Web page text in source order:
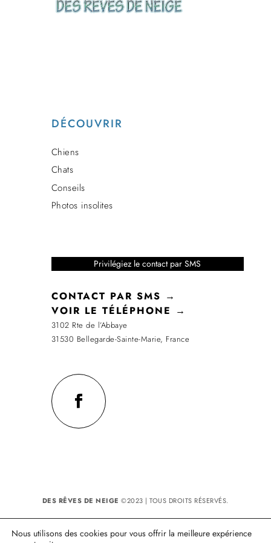
DÉCOUVRIR
Chiens
Chats
Conseils
Photos insolites
Privilégiez le contact par SMS
CONTACT PAR SMS →
VOIR LE TÉLÉPHONE →
3102 Rte de l’Abbaye
31530 Bellegarde-Sainte-Marie, France
DES RÊVES DE NEIGE ©2023 | TOUS DROITS RÉSERVÉS.
SIRET: 43163822000019 - Code APE: 0149Z
Nous utilisons des cookies pour vous offrir la meilleure expérience